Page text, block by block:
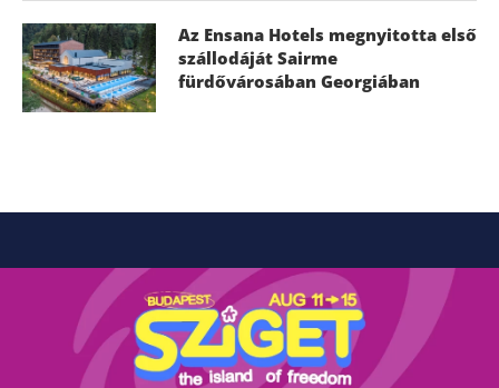
Az Ensana Hotels megnyitotta első
szállodáját Sairme
fürdővárosában Georgiában